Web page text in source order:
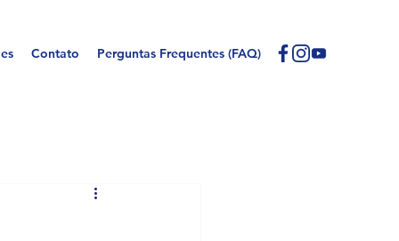
Contato Perguntas Frequentes (FAQ)